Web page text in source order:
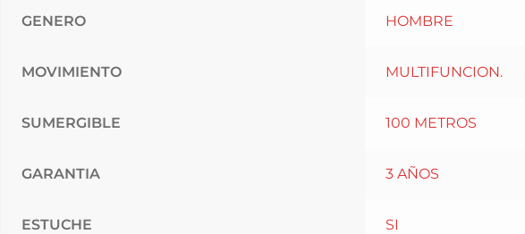
GENERO HOMBRE
MOVIMIENTO MULTIFUNCION.
SUMERGIBLE 100 METROS
GARANTIA 3 AÑOS
ESTUCHE SI